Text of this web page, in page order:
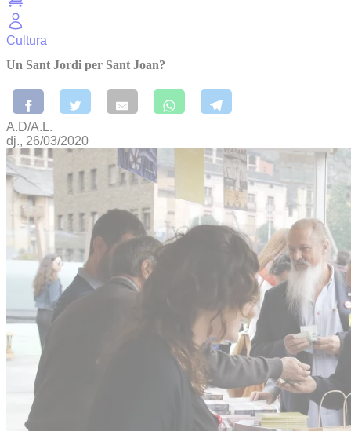
Cultura
Un Sant Jordi per Sant Joan?
A.D/A.L.
dj., 26/03/2020